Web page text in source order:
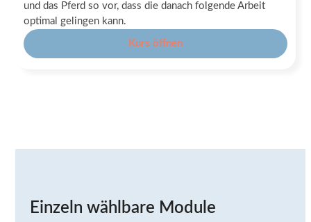
und das Pferd so vor, dass die danach folgende Arbeit
optimal gelingen kann.
Kurs öffnen
Einzeln wählbare Module